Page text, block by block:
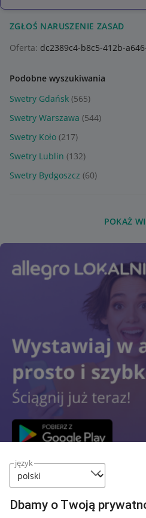
język
Dbamy o Twoją
ZGŁOŚ NARUSZENIE ZASAD
Oferta: dc2389c4-b8c5-412b-
Podobne wyszukiwania
Swetry Gdańsk (565)
Swetry Warszawa (544)
Swetry Koło (217)
Swetry Lublin (132)
Swetry Bydgoszcz (60)
POKAŻ
Przydatne informacje